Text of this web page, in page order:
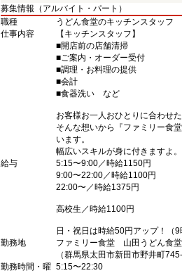
募集情報（アルバイト・パート）
職種
うどん食堂のキッチンスタッフ
仕事内容
【キッチンスタッフ】
■開店前の店舗清掃
■ご案内・オーダー受付
■調理・お料理の提供
■会計
■食器洗い など
お客様お一人おひとりに合わせ
そんな想いから『ファミリー食
います。
幅広いスキルが身に付きますよ。
給与
5:15〜9:00／時給1150円
9:00〜22:00／時給1100円
22:00〜／時給1375円
高校生／時給1100円
日・祝日は時給50円アップ！（9
勤務地
ファミリー食堂 山田うどん食
（群馬県太田市新田市野井町745-
勤務時間・曜 5:15〜22:30